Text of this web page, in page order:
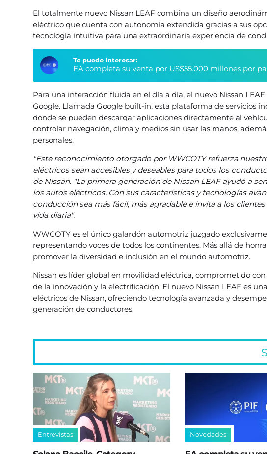
El totalmente nuevo Nissan LEAF combina un diseño
eléctrico que cuenta con autonomía extendida gracias a sus
tecnología intuitiva para una extraordinaria experiencia de
Te puede interesar:
EA completa su venta por US$55.000 millones por
Para una interacción fluida en el día a día, el nuevo Nissan
Google. Llamada Google built-in, esta plataforma de servicios
donde se pueden descargar aplicaciones directamente al
controlar navegación, clima y medios sin usar las manos,
personales.
"Este reconocimiento otorgado por WWCOTY refuerza
eléctricos sean accesibles y deseables para todos los
de Nissan. "La primera generación de Nissan LEAF ayudó a
los autos eléctricos. Con sus características y tecnologías
conducción sea más fácil, más agradable e invita a los
vida diaria".
WWCOTY es el único galardón automotriz juzgado
representando voces de todos los continentes. Más allá de
promover la diversidad e inclusión en el mundo automotriz.
Nissan es líder global en movilidad eléctrica, comprometido
de la innovación y la electrificación. El nuevo Nissan LEAF es
eléctricos de Nissan, ofreciendo tecnología avanzada y
generación de conductores.
Entrevistas Novedades